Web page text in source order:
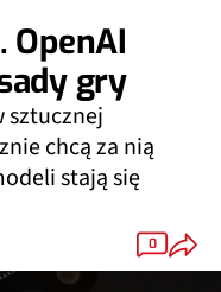
OpenAI
gry
sztucznej
chcą za nią
stają się
0